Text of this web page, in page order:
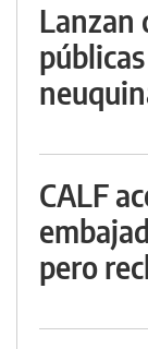
Lanzan
CALF
pero